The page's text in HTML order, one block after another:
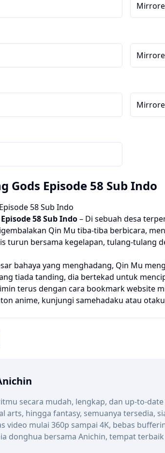
Gods Episode 58 Sub Indo
58 Sub Indo
Episode 58 Sub Indo– Di sebuah desa
Qin Mu tiba-tiba berbicara,
turun bersama kegelapan, tulang-tulang
bahaya yang menghadang, Qin Mu
tiada tanding, dia bertekad untuk
terus dengan cara bookmark website
anime, kunjungi samehadaku atau
secara mudah, lengkap, dan up-to-date
arts, hingga fantasy, semuanya tersedia,
video mulai 360p sampai 4K, bebas
donghua bersama Anichin, tempat